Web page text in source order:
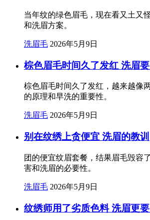
当年纹的绿色眉毛，现在看又土又
和洗眉方案。
洗眉毛 2026年5月9日
棕色眉毛时间久了发红 洗眉
棕色眉毛时间久了发红，越来越像
的原理和早洗的重要性。
洗眉毛 2026年5月9日
别在纹绣上贪便宜 洗眉的教训
团的便宜纹眉套餐，结果眉毛毁容
害和洗眉的必要性。
洗眉毛 2026年5月9日
纹绣师用了劣质色料 洗眉更